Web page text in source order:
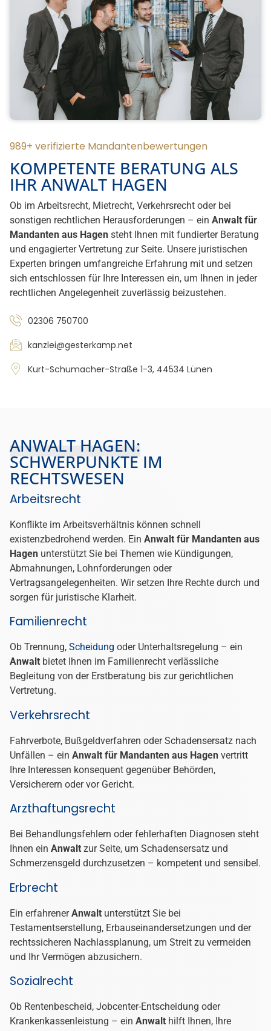
989+ verifizierte Mandantenbewertungen
KOMPETENTE BERATUNG ALS
IHR ANWALT HAGEN
Ob im Arbeitsrecht, Mietrecht, Verkehrsrecht oder bei
sonstigen rechtlichen Herausforderungen – ein Anwalt für
Mandanten aus Hagen steht Ihnen mit fundierter Beratung
und engagierter Vertretung zur Seite. Unsere juristischen
Experten bringen umfangreiche Erfahrung mit und setzen
sich entschlossen für Ihre Interessen ein, um Ihnen in jeder
rechtlichen Angelegenheit zuverlässig beizustehen.
02306 750700
kanzlei@gesterkamp.net
Kurt-Schumacher-Straße 1-3, 44534 Lünen
ANWALT HAGEN:
SCHWERPUNKTE IM
RECHTSWESEN
Arbeitsrecht
Konflikte im Arbeitsverhältnis können schnell
existenzbedrohend werden. Ein Anwalt für Mandanten aus
Hagen unterstützt Sie bei Themen wie Kündigungen,
Abmahnungen, Lohnforderungen oder
Vertragsangelegenheiten. Wir setzen Ihre Rechte durch und
sorgen für juristische Klarheit.
Familienrecht
Ob Trennung, Scheidung oder Unterhaltsregelung – ein
Anwalt bietet Ihnen im Familienrecht verlässliche
Begleitung von der Erstberatung bis zur gerichtlichen
Vertretung.
Verkehrsrecht
Fahrverbote, Bußgeldverfahren oder Schadensersatz nach
Unfällen – ein Anwalt für Mandanten aus Hagen vertritt
Ihre Interessen konsequent gegenüber Behörden,
Versicherern oder vor Gericht.
Arzthaftungsrecht
Bei Behandlungsfehlern oder fehlerhaften Diagnosen steht
Ihnen ein Anwalt zur Seite, um Schadensersatz und
Schmerzensgeld durchzusetzen – kompetent und sensibel.
Erbrecht
Ein erfahrenerAnwalt unterstützt Sie bei
Testamentserstellung, Erbauseinandersetzungen und der
rechtssicheren Nachlassplanung, um Streit zu vermeiden
und Ihr Vermögen abzusichern.
Sozialrecht
Ob Rentenbescheid, Jobcenter-Entscheidung oder
Krankenkassenleistung – ein Anwalt hilft Ihnen, Ihre